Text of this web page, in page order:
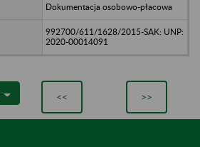
Dokumentacja osobowo-płacowa
992700/611/1628/2015-SAK: UNP:
2020-00014091
<< >>